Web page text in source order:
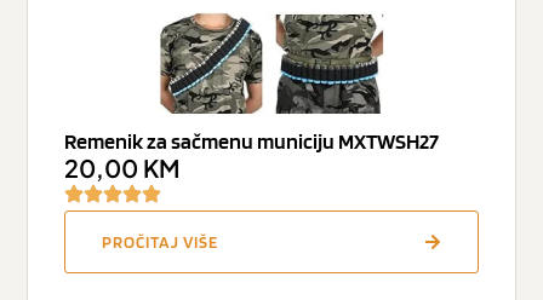
Remenik za sačmenu municiju MXTWSH27
20,00 KM
PROČITAJ VIŠE